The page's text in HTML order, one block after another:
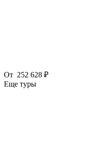
От 252 628 ₽
Еще туры